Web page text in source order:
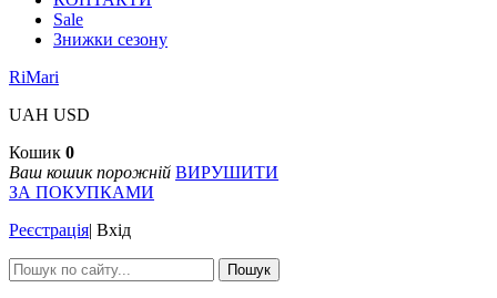
Sale
Знижки сезону
RiMari
UAH USD
Кошик 0
Ваш кошик порожній ВИРУШИТИ
ЗА ПОКУПКАМИ
Реєстрація| Вхід
Пошук